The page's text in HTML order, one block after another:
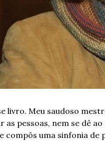
livro. Meu saudoso
as pessoas, nem se dê
compôs uma sinfonia